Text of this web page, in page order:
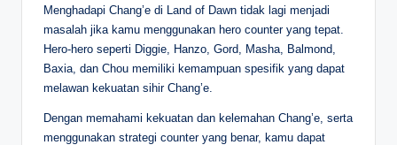
Menghadapi Chang’e di Land of Dawn tidak lagi menjadi
masalah jika kamu menggunakan hero counter yang tepat.
Hero-hero seperti Diggie, Hanzo, Gord, Masha, Balmond,
Baxia, dan Chou memiliki kemampuan spesifik yang dapat
melawan kekuatan sihir Chang’e.
Dengan memahami kekuatan dan kelemahan Chang’e, serta
menggunakan strategi counter yang benar, kamu dapat